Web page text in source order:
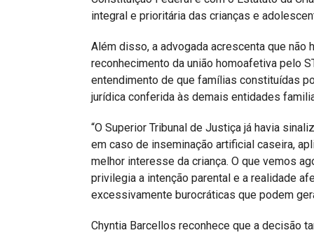
integral e prioritária das crianças e
Além disso, a advogada acrescenta que
reconhecimento da união homoafetiva pelo
entendimento de que famílias constituídas
jurídica conferida às demais entidades
“O Superior Tribunal de Justiça já havia
em caso de inseminação artificial caseira,
melhor interesse da criança. O que vemos
privilegia a intenção parental e a realidade
excessivamente burocráticas que podem
Chyntia Barcellos reconhece que a decisão